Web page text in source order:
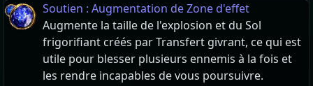
Soutien : Augmentation de Zone d'effet
Augmente la taille de l'explosion et du Sol
frigorifiant créés par Transfert givrant, ce qui est
utile pour blesser plusieurs ennemis à la fois et
les rendre incapables de vous poursuivre.